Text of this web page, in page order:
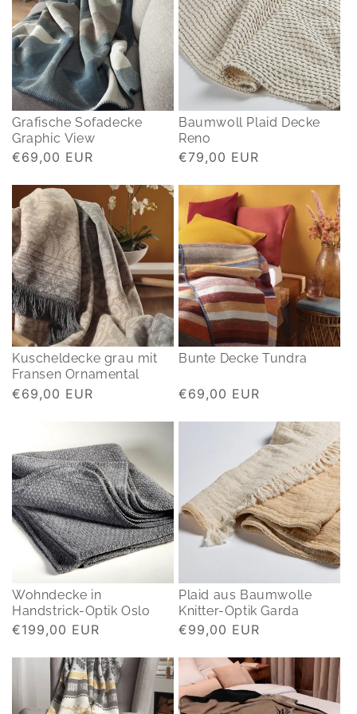
Grafische Sofadecke
Graphic View
Normaler
€69,00 EUR
Baumwoll Plaid Decke
Reno
Normaler
€79,00 EUR
Kuscheldecke grau mit
Fransen Ornamental
Normaler
€69,00 EUR
Bunte Decke Tundra
Normaler
€69,00 EUR
Wohndecke in
Handstrick-Optik Oslo
Normaler
€199,00 EUR
Plaid aus Baumwolle
Knitter-Optik Garda
Normaler
€99,00 EUR